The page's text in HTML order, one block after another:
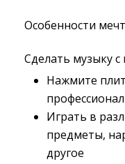
Особенности
Сделать музыку
Нажмите
Играть в
предметы,
другое